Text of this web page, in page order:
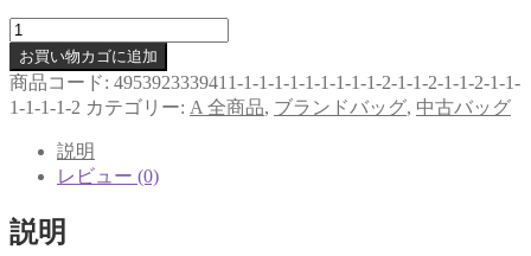
LOUIS
VUITTON
ス
ピ
ー
モ
ノ
お買い物カゴに追加
商品コード: 4953923339411-1-1-1-1-1-1-1-1-1-2-1-1-2-1-1-2-1-1-
1-1-1-1-2 カテゴリー: A 全商品, ブランドバッグ, 中古バッグ
説明
レビュー (0)
説明